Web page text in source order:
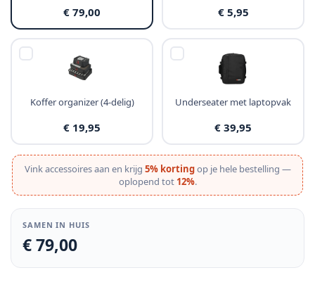
€ 79,00 € 5,95
Koffer organizer (4-delig)
€ 19,95
Underseater met laptopvak
€ 39,95
Vink accessoires aan en krijg 5% kortingop je hele bestelling —
oplopend tot 12%.
SAMEN IN HUIS
€ 79,00